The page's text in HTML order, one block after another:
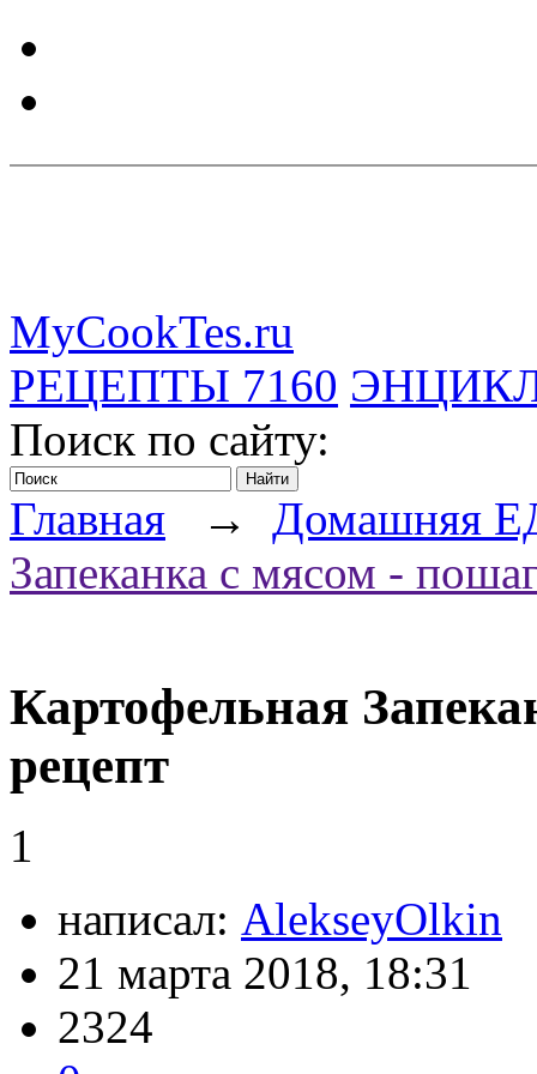
MyCookTes.ru
РЕЦЕПТЫ 7160
Поиск по сайту:
Главная → Домашняя
Запеканка с мясом -
Картофельная
рецепт
1
написал: AlekseyOlkin
21 марта 2018, 18:31
2324